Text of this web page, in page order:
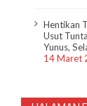
Hentikan
Usut
Yunus,
14 Maret